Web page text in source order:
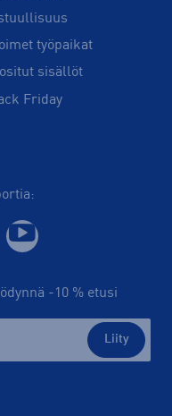
työpaikat
sisällöt
Friday
-10 % etusi
Liity